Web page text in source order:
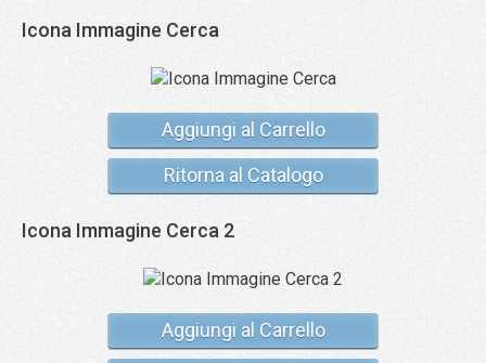
Icona Immagine Cerca
Aggiungi al Carrello
Ritorna al Catalogo
Icona Immagine Cerca 2
Aggiungi al Carrello